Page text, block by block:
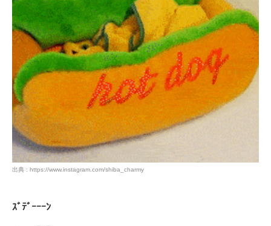
出典 : https://www.instagram.com/shiba_charmy
ｽﾞﾃﾞｰｰｰﾝ